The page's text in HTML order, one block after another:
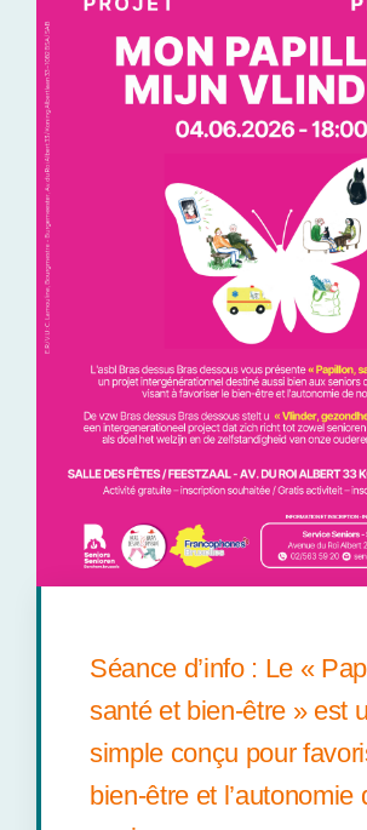
Séance d’info : Le «
santé et bien-être » est
simple conçu pour
bien-être et l’autonomie